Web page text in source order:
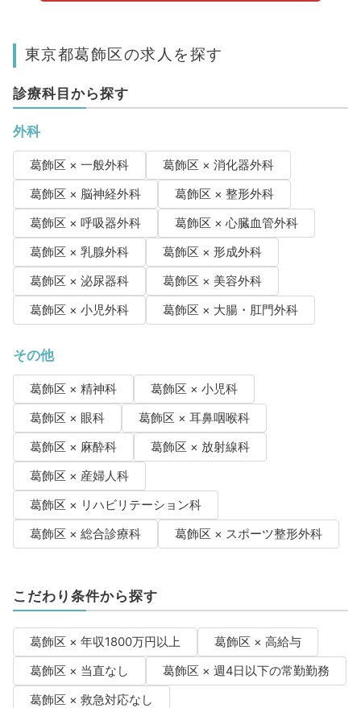
東京都葛飾区の求人を探す
診療科目から探す
外科
葛飾区 × 一般外科
葛飾区 × 消化器外科
葛飾区 × 脳神経外科
葛飾区 × 整形外科
葛飾区 × 呼吸器外科
葛飾区 × 心臓血管外科
葛飾区 × 乳腺外科
葛飾区 × 形成外科
葛飾区 × 泌尿器科
葛飾区 × 美容外科
葛飾区 × 小児外科
葛飾区 × 大腸・肛門外科
その他
葛飾区 × 精神科
葛飾区 × 小児科
葛飾区 × 眼科
葛飾区 × 耳鼻咽喉科
葛飾区 × 麻酔科
葛飾区 × 放射線科
葛飾区 × 産婦人科
葛飾区 × リハビリテーション科
葛飾区 × 総合診療科
葛飾区 × スポーツ整形外科
こだわり条件から探す
葛飾区 × 年収1800万円以上
葛飾区 × 高給与
葛飾区 × 当直なし
葛飾区 × 週4日以下の常勤勤務
葛飾区 × 救急対応なし